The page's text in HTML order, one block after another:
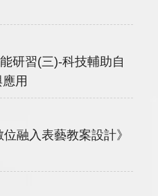
研習(三)-科技輔助自
用
融入表藝教案設計》